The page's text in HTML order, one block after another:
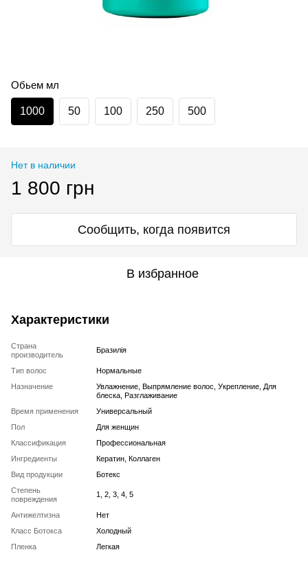
Обьем мл
1000 50 100 250 500
Нет в наличии
1 800 грн
Сообщить, когда появится
В избранное
Характеристики
Страна
производитель
Бразилія
Тип волос
Нормальные
Назначение
Увлажнение, Выпрямление волос, Укрепление, Для
блеска, Разглаживание
Время применения
Универсальный
Пол
Для женщин
Классификация
Профессиональная
Ингредиенты
Кератин, Коллаген
Вид продукции
Ботекс
Степень
повреждения
1, 2, 3, 4, 5
Антижелтизна
Нет
Класс Ботокса
Холодный
Пленка
Легкая